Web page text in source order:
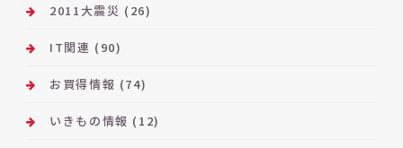
2011大震災 (26)
IT関連 (90)
お買得情報 (74)
いきもの情報 (12)